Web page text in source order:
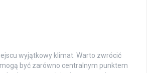
wyjątkowy klimat. Warto zwrócić
być zarówno centralnym punktem